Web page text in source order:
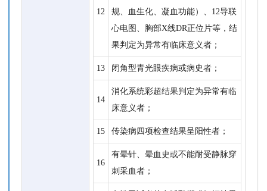
12
规、血生化、凝血功能）、12导联
心电图、胸部X线DR正位片等，结
果判定为异常有临床意义者；
13 闭角型青光眼疾病或病史者；
14
消化系统彩超结果判定为异常有临
床意义者；
15 传染病四项检查结果呈阳性者；
16
有晕针、晕血史或不能耐受静脉穿
刺采血者；